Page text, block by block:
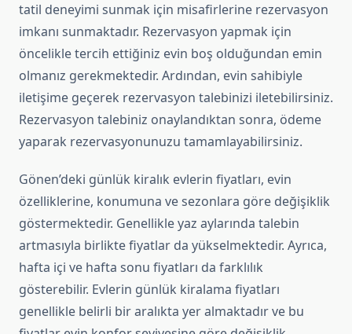
tatil deneyimi sunmak için misafirlerine rezervasyon
imkanı sunmaktadır. Rezervasyon yapmak için
öncelikle tercih ettiğiniz evin boş olduğundan emin
olmanız gerekmektedir. Ardından, evin sahibiyle
iletişime geçerek rezervasyon talebinizi iletebilirsiniz.
Rezervasyon talebiniz onaylandıktan sonra, ödeme
yaparak rezervasyonunuzu tamamlayabilirsiniz.
Gönen’deki günlük kiralık evlerin fiyatları, evin
özelliklerine, konumuna ve sezonlara göre değişiklik
göstermektedir. Genellikle yaz aylarında talebin
artmasıyla birlikte fiyatlar da yükselmektedir. Ayrıca,
hafta içi ve hafta sonu fiyatları da farklılık
gösterebilir. Evlerin günlük kiralama fiyatları
genellikle belirli bir aralıkta yer almaktadır ve bu